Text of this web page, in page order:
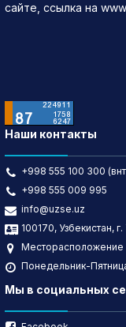
сайте, ссылка на
Наши контакты
+998 555 100 300
+998 555 009 995
info@uzse.uz
100170, Узбекистан,
Месторасположение
Понедельник-
Мы в социальных